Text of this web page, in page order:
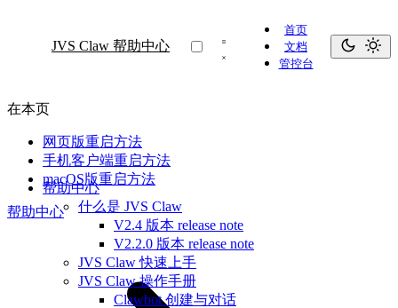
JVS Claw 帮助中心
首页
文档
管控台
帮助中心
什么是 JVS Claw
V2.4 版本 release note
V2.2.0 版本 release note
JVS Claw 快速上手
JVS Claw 操作手册
Clawbot 创建与对话
在本页
网页版重启方法
手机客户端重启方法
macOS版重启方法
帮助中心